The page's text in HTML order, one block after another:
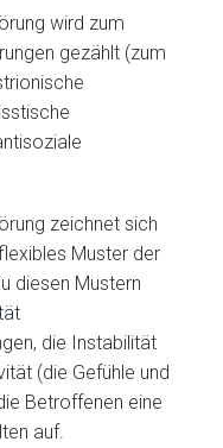
wird zum
gezählt (zum
zeichnet sich
Muster der
diesen Mustern
die Instabilität
(die Gefühle und
Betroffenen eine
auf.